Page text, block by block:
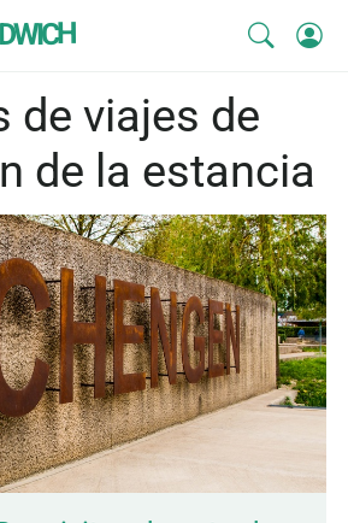
de viajes de
de la estancia